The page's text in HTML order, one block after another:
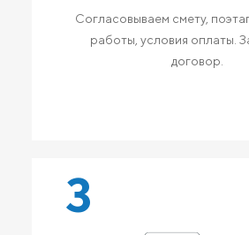
Согласовываем смету,
работы, условия оплаты.
договор.
3